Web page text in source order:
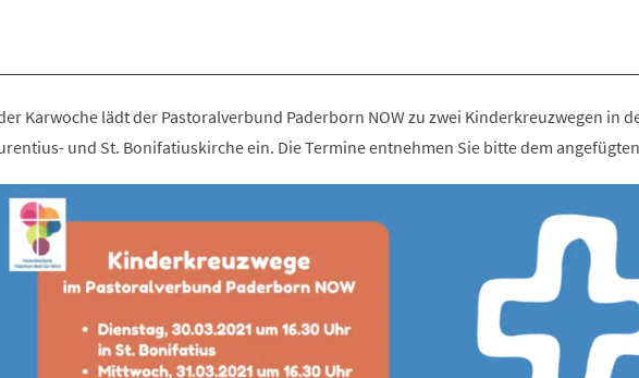
Karwoche lädt der Pastoralverbund Paderborn NOW zu zwei Kinderkreuzwegen in
und St. Bonifatiuskirche ein. Die Termine entnehmen Sie bitte dem